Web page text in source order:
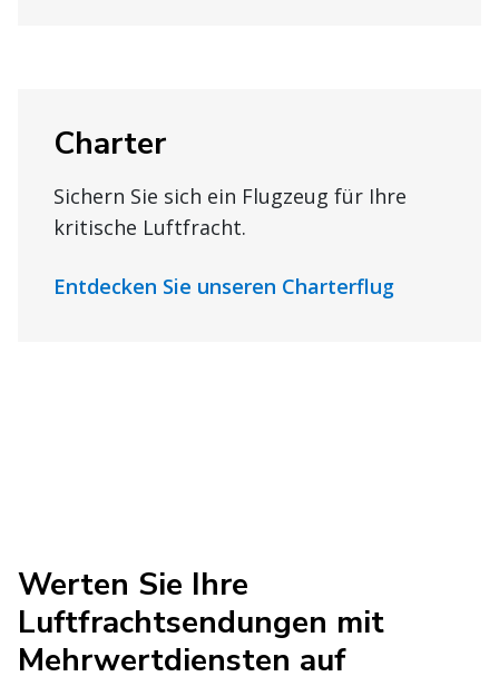
Charter
Sichern Sie sich ein Flugzeug für Ihre
kritische Luftfracht.
Entdecken Sie unseren Charterflug
Werten Sie Ihre
Luftfrachtsendungen mit
Mehrwertdiensten auf